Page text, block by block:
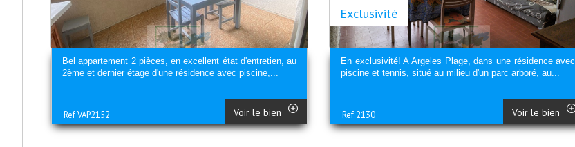
Bel appartement 2 pièces, en excellent état d'entretien, au
2ème et dernier étage d'une résidence avec piscine,...
Ref VAP2152 Voir le bien
Exclusivité
En exclusivité! A Argeles Plage, dans une résidence avec
piscine et tennis, situé au milieu d'un parc arboré, au...
Ref 2130 Voir le bien